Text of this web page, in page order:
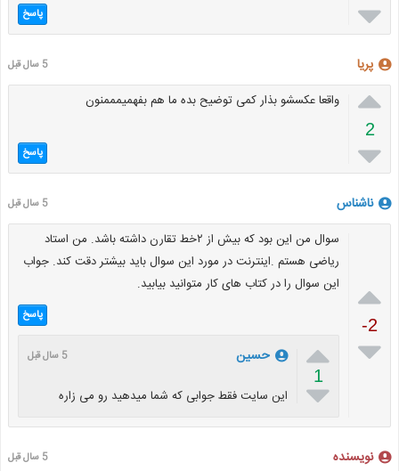
 پاسخ
پریا 5 سال قبل

2

واقعا عکسشو بذار کمی توضیح بده ما هم بفهمیمممنون
پاسخ
ناشناس 5 سال قبل

-2

سوال من این بود که بیش از ۲خط تقارن داشته باشد. من استاد
ریاضی هستم .اینترنت در مورد این سوال باید بیشتر دقت کند. جواب
این سوال را در کتاب های کار متوانید بیابید.
پاسخ

1

حسین 5 سال قبل
این سایت فقط جوابی که شما میدهید رو می زاره
نویسنده 5 سال قبل